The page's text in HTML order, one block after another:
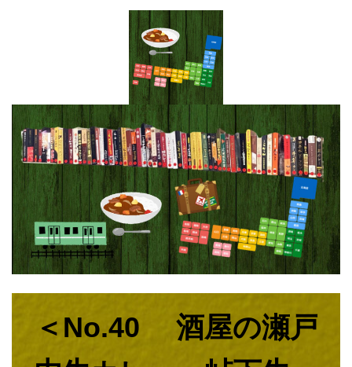
＜No.40 酒屋の瀬戸